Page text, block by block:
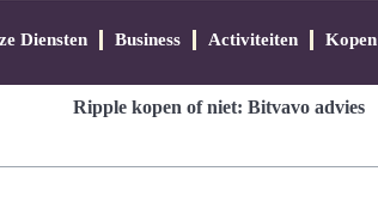
Diensten Business Activiteiten Kopen
Ripple kopen of niet: Bitvavo advies